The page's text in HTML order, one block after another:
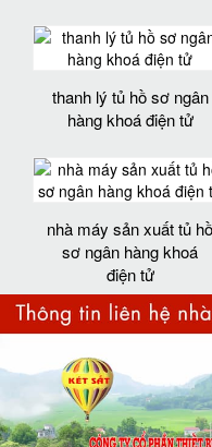
thanh lý tủ hồ sơ ngân
hàng khoá điện tử
nhà máy sản xuất tủ hồ
sơ ngân hàng khoá
điện tử